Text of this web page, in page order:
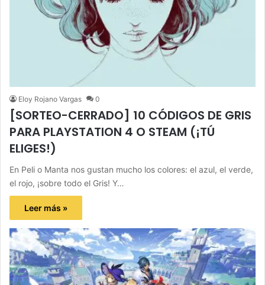
Eloy Rojano Vargas 0
[SORTEO-CERRADO] 10 CÓDIGOS DE GRIS
PARA PLAYSTATION 4 O STEAM (¡TÚ
ELIGES!)
En Peli o Manta nos gustan mucho los colores: el azul, el verde,
el rojo, ¡sobre todo el Gris! Y…
Leer más »